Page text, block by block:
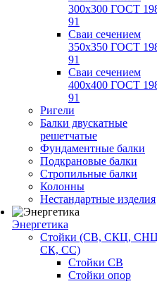
300х300 ГОСТ
91
Сваи сечением
350х350 ГОСТ
91
Сваи сечением
400х400 ГОСТ
91
Ригели
Балки двускатные
решетчатые
Фундаментные балки
Подкрановые балки
Стропильные балки
Колонны
Нестандартные изделия
Энергетика
Стойки (СВ, СКЦ,
СК, СС)
Стойки СВ
Стойки опор